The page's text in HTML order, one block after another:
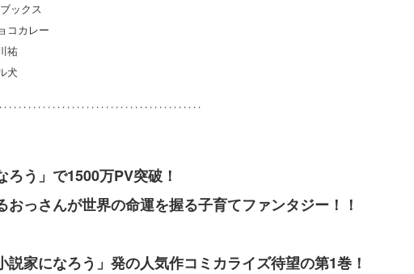
クス
レー
犬
ろう」で1500万PV突破！
おっさんが世界の命運を握る子育てファンタジー！！
説家になろう」発の人気作コミカライズ待望の第1巻！